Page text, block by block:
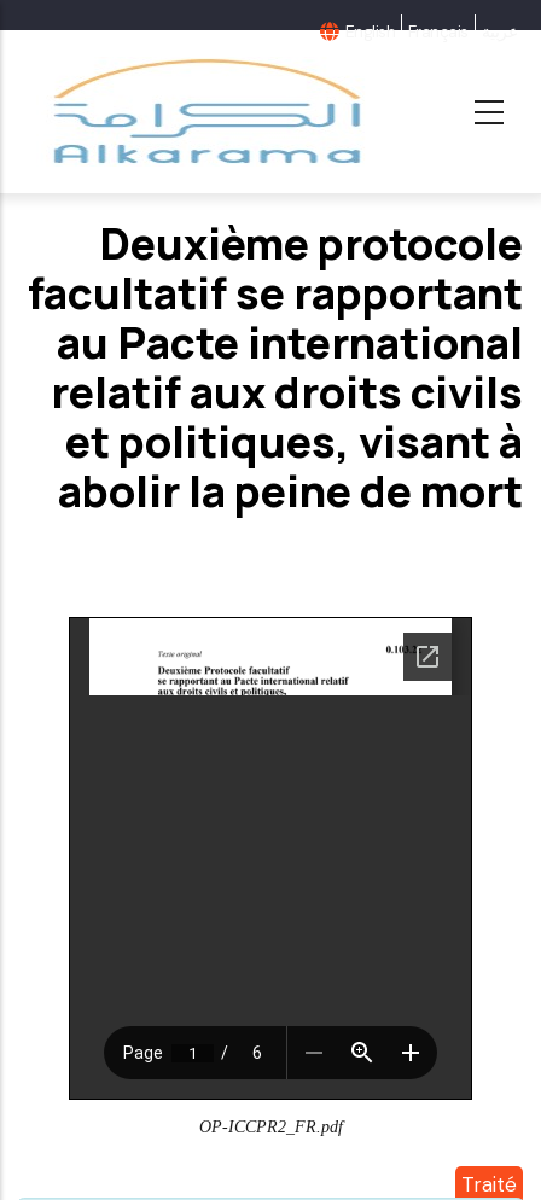
English Français عربية
Deuxième protocole
facultatif se rapportant
au Pacte international
relatif aux droits civils
et politiques, visant à
abolir la peine de mort
OP-ICCPR2_FR.pdf
Traité